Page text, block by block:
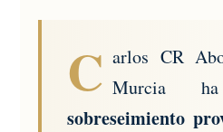
C arlos CR
Murcia
sobreseimiento